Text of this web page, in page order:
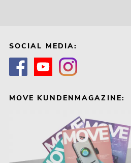
SOCIAL MEDIA:
MOVE KUNDENMAGAZINE: